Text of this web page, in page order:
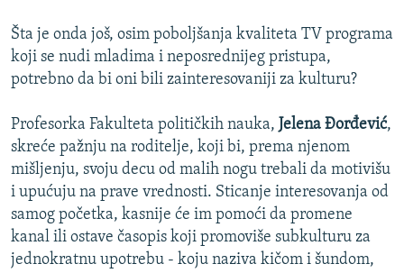
Šta je onda još, osim poboljšanja kvaliteta TV programa
koji se nudi mladima i neposrednijeg pristupa,
potrebno da bi oni bili zainteresovaniji za kulturu?
Profesorka Fakulteta političkih nauka, Jelena Đorđević,
skreće pažnju na roditelje, koji bi, prema njenom
mišljenju, svoju decu od malih nogu trebali da motivišu
i upućuju na prave vrednosti. Sticanje interesovanja od
samog početka, kasnije će im pomoći da promene
kanal ili ostave časopis koji promoviše subkulturu za
jednokratnu upotrebu - koju naziva kičom i šundom,